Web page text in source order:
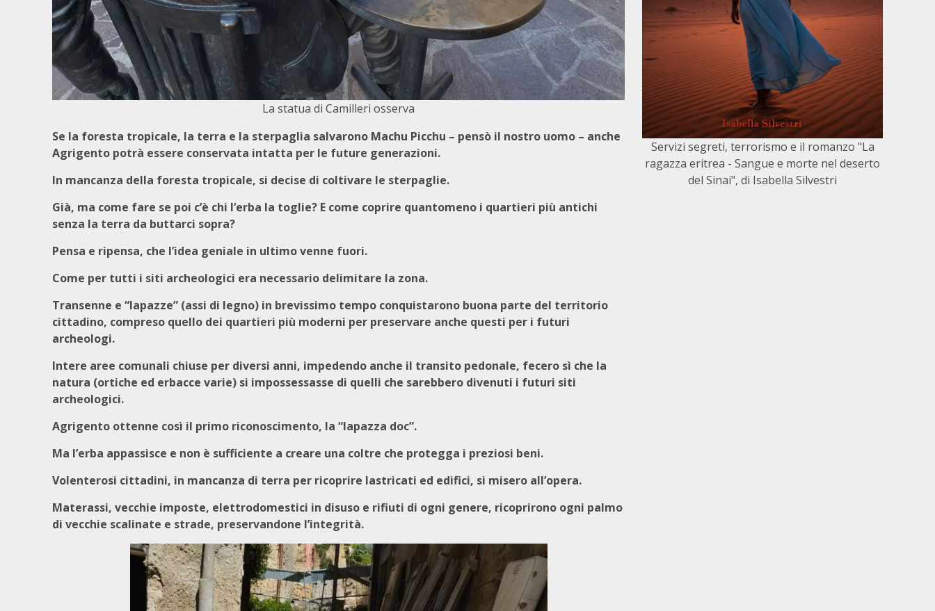
La statua di Camilleri osserva
Se la foresta tropicale, la terra e la sterpaglia salvarono Machu Picchu – pensò il nostro uomo – anche
Agrigento potrà essere conservata intatta per le future generazioni.
In mancanza della foresta tropicale, si decise di coltivare le sterpaglie.
Già, ma come fare se poi c’è chi l’erba la toglie? E come coprire quantomeno i quartieri più antichi
senza la terra da buttarci sopra?
Pensa e ripensa, che l’idea geniale in ultimo venne fuori.
Come per tutti i siti archeologici era necessario delimitare la zona.
Transenne e “lapazze” (assi di legno) in brevissimo tempo conquistarono buona parte del territorio
cittadino, compreso quello dei quartieri più moderni per preservare anche questi per i futuri
archeologi.
Intere aree comunali chiuse per diversi anni, impedendo anche il transito pedonale, fecero sì che la
natura (ortiche ed erbacce varie) si impossessasse di quelli che sarebbero divenuti i futuri siti
archeologici.
Agrigento ottenne così il primo riconoscimento, la “lapazza doc”.
Ma l’erba appassisce e non è sufficiente a creare una coltre che protegga i preziosi beni.
Volenterosi cittadini, in mancanza di terra per ricoprire lastricati ed edifici, si misero all’opera.
Materassi, vecchie imposte, elettrodomestici in disuso e rifiuti di ogni genere, ricoprirono ogni palmo
di vecchie scalinate e strade, preservandone l’integrità.
Servizi segreti, terrorismo e il romanzo "La
ragazza eritrea - Sangue e morte nel deserto
del Sinai", di Isabella Silvestri